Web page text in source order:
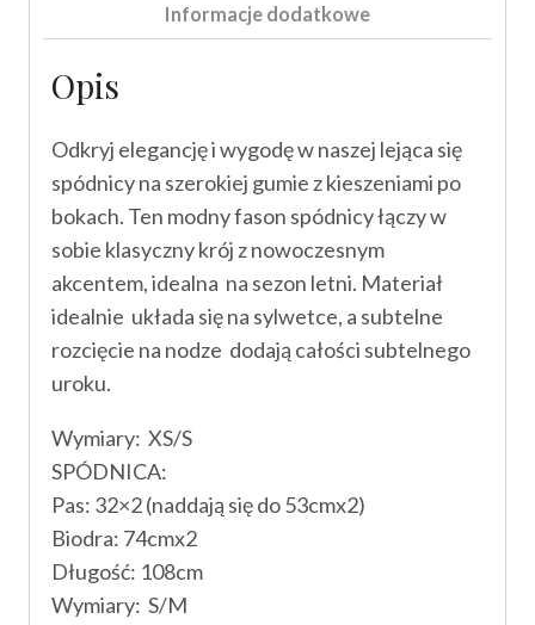
Informacje dodatkowe
Opis
Odkryj elegancję i wygodę w naszej lejąca się
spódnicy na szerokiej gumie z kieszeniami po
bokach. Ten modny fason spódnicy łączy w
sobie klasyczny krój z nowoczesnym
akcentem, idealna na sezon letni. Materiał
idealnie układa się na sylwetce, a subtelne
rozcięcie na nodze dodają całości subtelnego
uroku.
Wymiary: XS/S
SPÓDNICA:
Pas: 32×2 (naddają się do 53cmx2)
Biodra: 74cmx2
Długość: 108cm
Wymiary: S/M